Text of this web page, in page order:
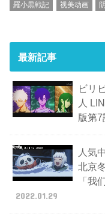
羅小黒戦記
视美动画
最新記事
ビリ
人
版第7
人気
北京
「我
2022.01.29